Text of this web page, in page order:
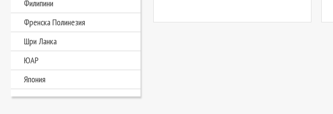
Филипини
Френска Полинезия
Шри Ланка
ЮАР
Япония